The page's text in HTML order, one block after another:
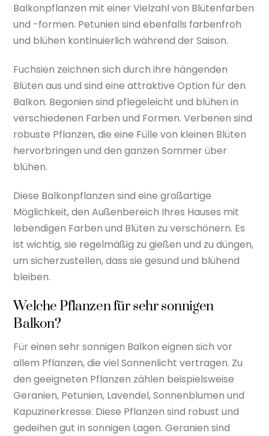
Balkonpflanzen mit einer Vielzahl von Blütenfarben
und -formen. Petunien sind ebenfalls farbenfroh
und blühen kontinuierlich während der Saison.
Fuchsien zeichnen sich durch ihre hängenden
Blüten aus und sind eine attraktive Option für den
Balkon. Begonien sind pflegeleicht und blühen in
verschiedenen Farben und Formen. Verbenen sind
robuste Pflanzen, die eine Fülle von kleinen Blüten
hervorbringen und den ganzen Sommer über
blühen.
Diese Balkonpflanzen sind eine großartige
Möglichkeit, den Außenbereich Ihres Hauses mit
lebendigen Farben und Blüten zu verschönern. Es
ist wichtig, sie regelmäßig zu gießen und zu düngen,
um sicherzustellen, dass sie gesund und blühend
bleiben.
Welche Pflanzen für sehr sonnigen
Balkon?
Für einen sehr sonnigen Balkon eignen sich vor
allem Pflanzen, die viel Sonnenlicht vertragen. Zu
den geeigneten Pflanzen zählen beispielsweise
Geranien, Petunien, Lavendel, Sonnenblumen und
Kapuzinerkresse. Diese Pflanzen sind robust und
gedeihen gut in sonnigen Lagen. Geranien sind